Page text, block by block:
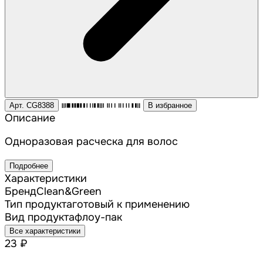
Арт. CG8388 В избранное
Описание
Одноразовая расческа для волос
Подробнее
Характеристики
БрендClean&Green
Тип продуктаготовый к применению
Вид продуктафлоу-пак
Все характеристики
23 ₽